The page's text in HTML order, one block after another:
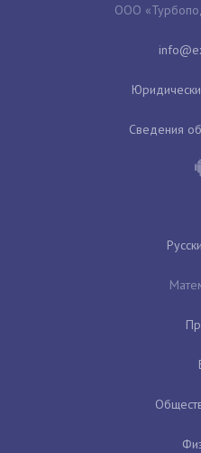
ООО
Сведения